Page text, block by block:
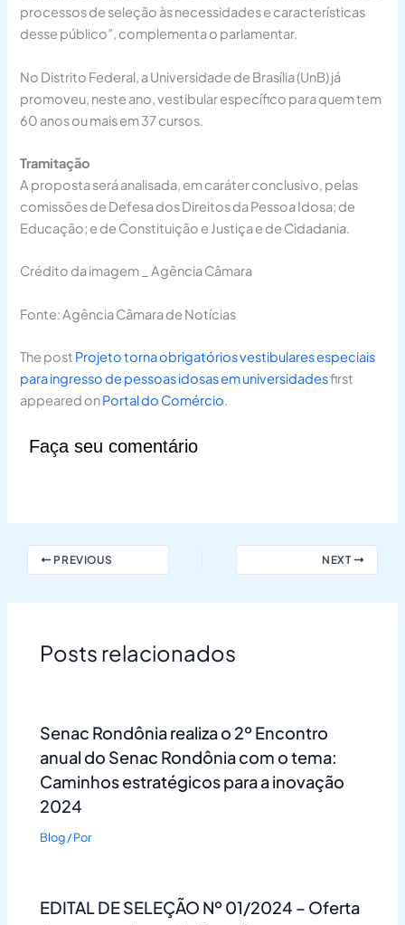
processos de seleção às necessidades e características
desse público”, complementa o parlamentar.
No Distrito Federal, a Universidade de Brasília (UnB) já
promoveu, neste ano, vestibular específico para quem tem
60 anos ou mais em 37 cursos.
Tramitação
A proposta será analisada, emcaráter conclusivo, pelas
comissões de Defesa dos Direitos da Pessoa Idosa; de
Educação; e de Constituição e Justiça e de Cidadania.
Crédito da imagem _ Agência Câmara
Fonte: Agência Câmara de Notícias
The post Projeto torna obrigatórios vestibulares especiais
para ingresso de pessoas idosas em universidadesfirst
appeared onPortal do Comércio.
Faça seu comentário
PREVIOUS NEXT
Posts relacionados
Senac Rondônia realiza o 2º Encontro
anual do Senac Rondônia com o tema:
Caminhos estratégicos para a inovação
2024
Blog/ Por
EDITAL DE SELEÇÃO Nº 01/2024 – Oferta